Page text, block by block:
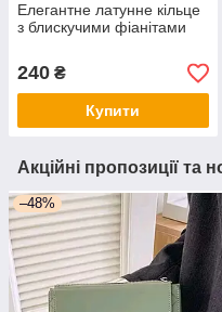
Елегантне латунне кільце
з блискучими фіанітами
240 ₴
Купити
Акційні пропозиції та
–48%